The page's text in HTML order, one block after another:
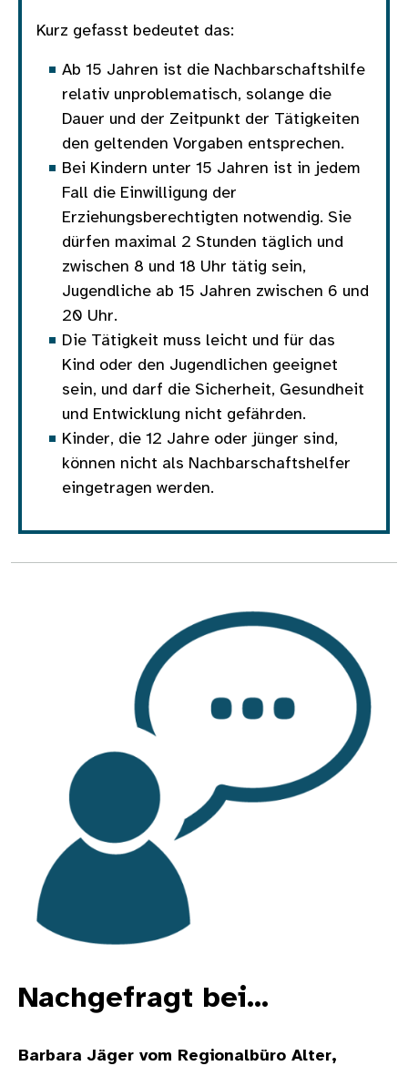
Kurz gefasst bedeutet das:
Ab 15 Jahren ist die Nachbarschaftshilfe
relativ unproblematisch, solange die
Dauer und der Zeitpunkt der Tätigkeiten
den geltenden Vorgaben entsprechen.
Bei Kindern unter 15 Jahren ist in jedem
Fall die Einwilligung der
Erziehungsberechtigten notwendig. Sie
dürfen maximal 2 Stunden täglich und
zwischen 8 und 18 Uhr tätig sein,
Jugendliche ab 15 Jahren zwischen 6 und
20 Uhr.
Die Tätigkeit muss leicht und für das
Kind oder den Jugendlichen geeignet
sein, und darf die Sicherheit, Gesundheit
und Entwicklung nicht gefährden.
Kinder, die 12 Jahre oder jünger sind,
können nicht als Nachbarschaftshelfer
eingetragen werden.
Nachgefragt bei...
Barbara Jäger vom Regionalbüro Alter,